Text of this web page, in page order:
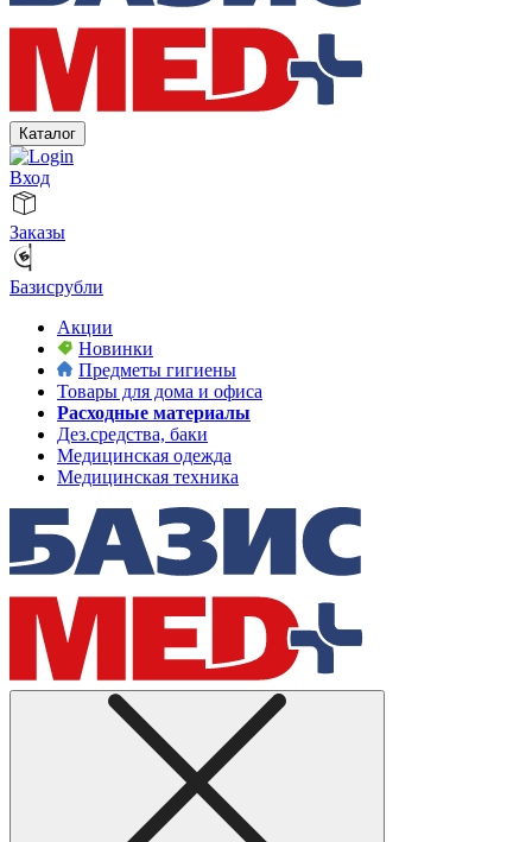
Каталог
Вход
Заказы
Базисрубли
Акции
Новинки
Предметы гигиены
Товары для дома и офиса
Расходные материалы
Дез.средства, баки
Медицинская одежда
Медицинская техника